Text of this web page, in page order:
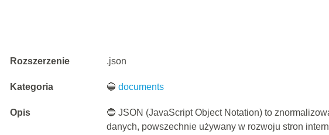
Rozszerzenie .json
Kategoria 🔵documents
Opis
🔵 JSON (JavaScript Object Notation) to
danych, powszechnie używany w rozwoju stron